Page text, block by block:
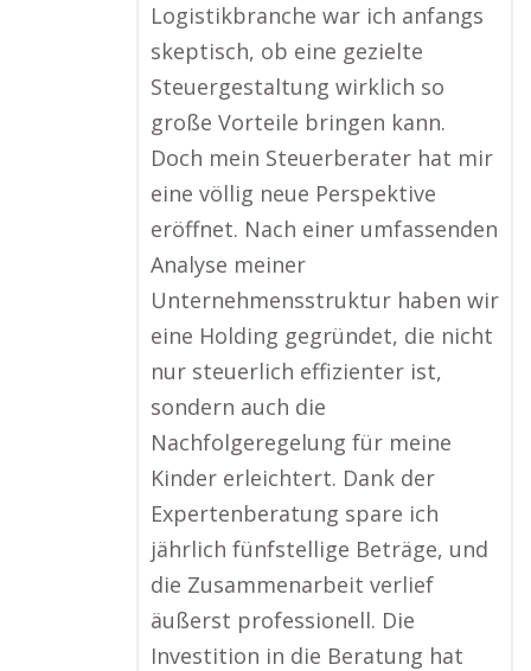
Logistikbranche war ich anfangs
skeptisch, ob eine gezielte
Steuergestaltung wirklich so
große Vorteile bringen kann.
Doch mein Steuerberater hat mir
eine völlig neue Perspektive
eröffnet. Nach einer umfassenden
Analyse meiner
Unternehmensstruktur haben wir
eine Holding gegründet, die nicht
nur steuerlich effizienter ist,
sondern auch die
Nachfolgeregelung für meine
Kinder erleichtert. Dank der
Expertenberatung spare ich
jährlich fünfstellige Beträge, und
die Zusammenarbeit verlief
äußerst professionell. Die
Investition in die Beratung hat